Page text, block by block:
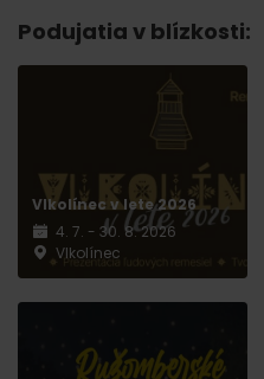
Podujatia v blízkosti:
Vlkolínec v lete 2026
4. 7. - 30. 8. 2026
Vlkolínec